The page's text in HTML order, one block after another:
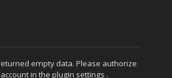
empty data. Please authorize
in the plugin settings .